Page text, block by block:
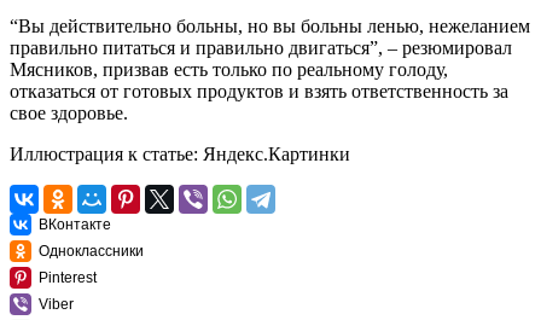
“Вы действительно больны, но вы больны ленью, нежеланием
правильно питаться и правильно двигаться”, – резюмировал
Мясников, призвав есть только по реальному голоду,
отказаться от готовых продуктов и взять ответственность за
свое здоровье.
Иллюстрация к статье: Яндекс.Картинки
ВКонтакте
Одноклассники
Pinterest
Viber